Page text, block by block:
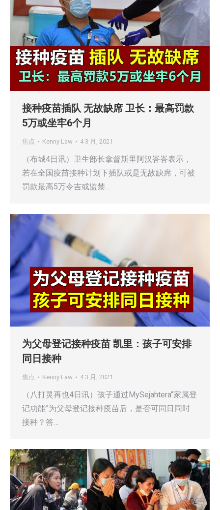
接种疫苗插队 无故缺席 卫长：最高罚款
5万或坐牢6个月
焦点 Kenny Law 4 3 月, 2021
（布城4日讯）卫生部长拿督斯里阿汉峇峇表示，
若在全国疫苗接种计划下插队或是无故缺席，可被
罚款最高5万令吉或监禁…
为父母登记接种疫苗 凯里：孩子可安排
同日接种
焦点 Kenny Law 4 3 月, 2021
（八打灵再也4日讯）孩子通过MySejahtera“家属登
记功能”为父母登记接种疫苗后，是否可同日同时
接种？答…